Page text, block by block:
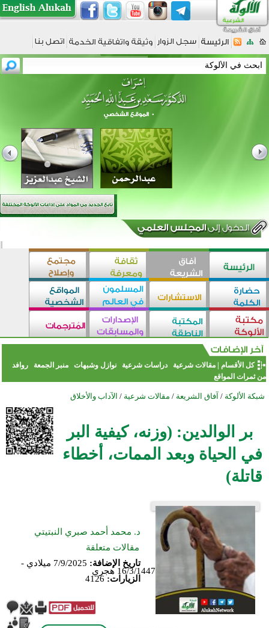
كل الأقسام |مقالات شرعية دراسات شرعية نوازل وشبهات منبر الجمعة
روافد
من ثمرات المواقع
شبكة الألوكة / آفاق الشريعة / مقالات شرعية / الآداب والأخلاق
بر الوالدين: (وزنه، كيفية البر
في الحياة وبعد الممات، أخطاء
قاتلة)
د. محمد أحمد صبري النبتيتي
مقالات متعلقة
تاريخ الإضافة:
7/9/2025 ميلادي -
16/3/1447 هجري
الزيارات: 4126